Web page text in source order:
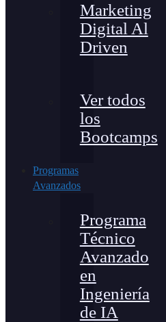
Marketing
Digital Al
Driven
Ver todos
los
Bootcamps
Programas
Avanzados
Programa
Técnico
Avanzado
en
Ingeniería
de IA